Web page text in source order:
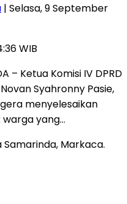
| Selasa, 9 September
WIB
– Ketua Komisi IV DPRD
Syahronny Pasie,
menyelesaikan
yang…